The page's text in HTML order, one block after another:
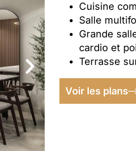
Cuisine
Salle
Grande
cardio et
Terrasse
Voir les plans